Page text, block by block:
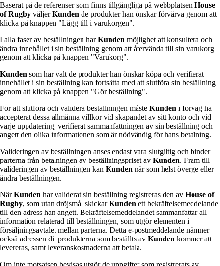
Baserat på de referenser som finns tillgängliga på webbplatsen House
of Rugby väljerKunden de produkter han önskar förvärva genom att
klicka på knappen "Lägg till i varukorgen".
I alla faser av beställningen harKunden möjlighet att konsultera och
ändra innehållet i sin beställning genom att återvända till sin varukorg
genom att klicka på knappen "Varukorg".
Kunden som har valt de produkter han önskar köpa och verifierat
innehållet i sin beställning kan fortsätta med att slutföra sin beställning
genom att klicka på knappen "Gör beställning".
För att slutföra och validera beställningen måste Kunden i förväg ha
accepterat dessa allmänna villkor vid skapandet av sitt konto och vid
varje uppdatering, verifierat sammanfattningen av sin beställning och
angett den olika informationen som är nödvändig för hans betalning.
Valideringen av beställningen anses endast vara slutgiltig och binder
parterna från betalningen av beställningspriset av Kunden. Fram till
valideringen av beställningen kan Kunden när som helst överge eller
ändra beställningen.
NärKunden har validerat sin beställning registreras den av House of
Rugby, som utan dröjsmål skickarKunden ett bekräftelsemeddelande
till den adress han angett. Bekräftelsemeddelandet sammanfattar all
information relaterad till beställningen, som utgör elementen i
försäljningsavtalet mellan parterna. Detta e-postmeddelande nämner
också adressen dit produkterna som beställts av Kunden kommer att
levereras, samt leveranskostnaderna att betala.
Om inte motsatsen bevisas utgör de uppgifter som registrerats av